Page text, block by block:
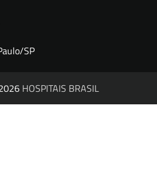
SP
HOSPITAIS BRASIL